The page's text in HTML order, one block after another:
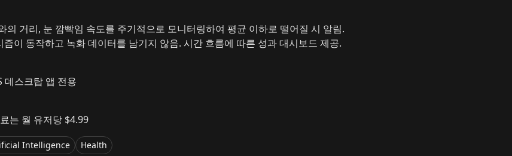
의 거리, 눈 깜빡임 속도를 주기적으로 모니터링하여 평균 이하로 떨어질 시 알림.
즘이 동작하고 녹화 데이터를 남기지 않음. 시간 흐름에 따른 성과 대시보드 제공.
스크탑 앱 전용
는 월 유저당 $4.99
Intelligence Health